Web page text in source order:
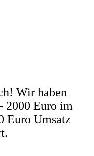
Wir haben
2000 Euro im
Euro Umsatz